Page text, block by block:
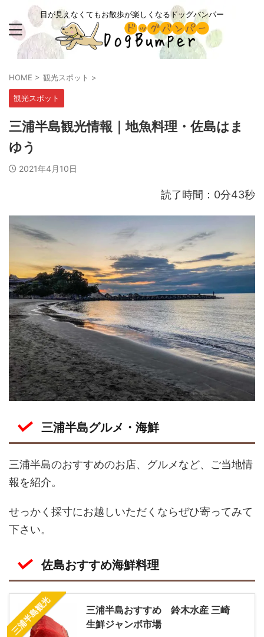
目が見えなくてもお散歩が楽しくなるドッグバンパー
HOME > 観光スポット >
観光スポット
三浦半島観光情報｜地魚料理・佐島はま
ゆう
2021年4月10日
読了時間：0分43秒
三浦半島グルメ・海鮮
三浦半島のおすすめのお店、グルメなど、ご当地情
報を紹介。
せっかく採寸にお越しいただくならぜひ寄ってみて
下さい。
佐島おすすめ海鮮料理
三浦半島観光
三浦半島おすすめ 鈴木水産 三崎
生鮮ジャンボ市場